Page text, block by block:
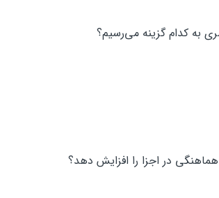
به کدام گزینه می‌رسیم؟
در اجزا را افزایش دهد؟